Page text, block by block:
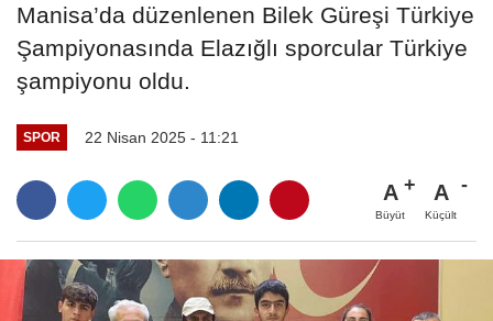
Manisa’da düzenlenen Bilek Güreşi Türkiye
Şampiyonasında Elazığlı sporcular Türkiye
şampiyonu oldu.
SPOR 22 Nisan 2025 - 11:21
A
Büyüt
A
Küçült